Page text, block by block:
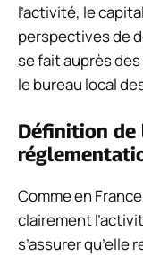
l’activité, le
perspectives de
se fait auprès
le bureau local
Définition de
Comme en
clairement
s’assurer